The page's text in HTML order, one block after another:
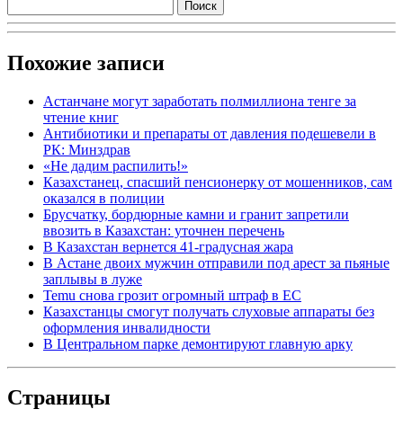
Похожие записи
Астанчане могут заработать полмиллиона тенге за
чтение книг
Антибиотики и препараты от давления подешевели в
РК: Минздрав
«Не дадим распилить!»
Казахстанец, спасший пенсионерку от мошенников, сам
оказался в полиции
Брусчатку, бордюрные камни и гранит запретили
ввозить в Казахстан: уточнен перечень
В Казахстан вернется 41-градусная жара
В Астане двоих мужчин отправили под арест за пьяные
заплывы в луже
Temu снова грозит огромный штраф в ЕС
Казахстанцы смогут получать слуховые аппараты без
оформления инвалидности
В Центральном парке демонтируют главную арку
Страницы